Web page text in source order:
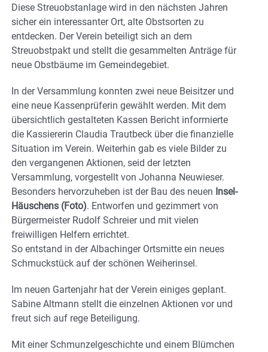
Diese Streuobstanlage wird in den nächsten Jahren
sicher ein interessanter Ort, alte Obstsorten zu
entdecken. Der Verein beteiligt sich an dem
Streuobstpakt und stellt die gesammelten Anträge für
neue Obstbäume im Gemeindegebiet.
In der Versammlung konnten zwei neue Beisitzer und
eine neue Kassenprüferin gewählt werden. Mit dem
übersichtlich gestalteten Kassen Bericht informierte
die Kassiererin Claudia Trautbeck über die finanzielle
Situation im Verein. Weiterhin gab es viele Bilder zu
den vergangenen Aktionen, seid der letzten
Versammlung, vorgestellt von Johanna Neuwieser.
Besonders hervorzuheben ist der Bau des neuen Insel-
Häuschens (Foto). Entworfen und gezimmert von
Bürgermeister Rudolf Schreier und mit vielen
freiwilligen Helfern errichtet.
So entstand in der Albachinger Ortsmitte ein neues
Schmuckstück auf der schönen Weiherinsel.
Im neuen Gartenjahr hat der Verein einiges geplant.
Sabine Altmann stellt die einzelnen Aktionen vor und
freut sich auf rege Beteiligung.
Mit einer Schmunzelgeschichte und einem Blümchen